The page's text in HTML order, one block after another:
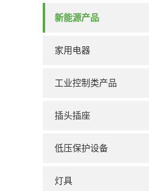
新能源产品
家用电器
工业控制类产品
插头插座
低压保护设备
灯具